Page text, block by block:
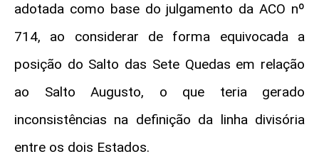
adotada como base do julgamento da ACO nº
714, ao considerar de forma equivocada a
posição do Salto das Sete Quedas em relação
ao Salto Augusto, o que teria gerado
inconsistências na definição da linha divisória
entre os dois Estados.